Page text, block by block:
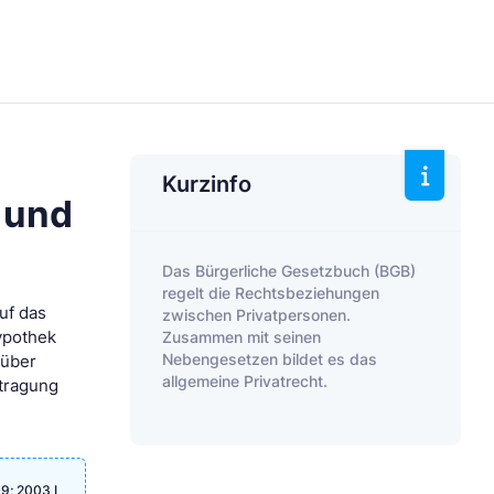
das
2003 I
Kurzinfo
Das Bürgerliche Gesetzbuch (BGB)
regelt die Rechtsbeziehungen
zwischen Privatpersonen.
Zusammen mit seinen
Nebengesetzen bildet es das
allgemeine Privatrecht.